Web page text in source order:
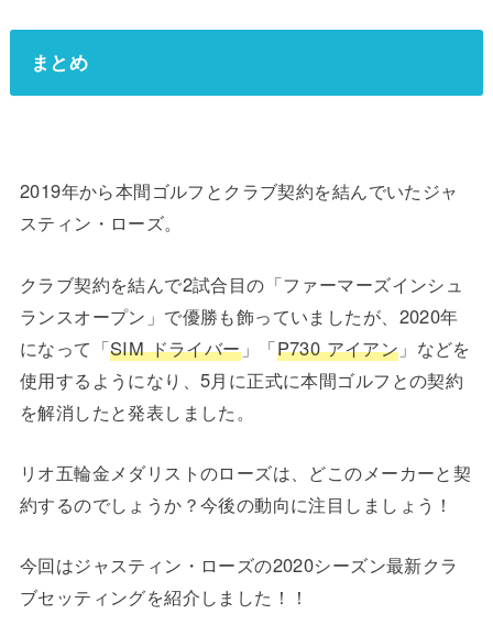
まとめ
2019年から本間ゴルフとクラブ契約を結んでいたジャ
スティン・ローズ。
クラブ契約を結んで2試合目の「ファーマーズインシュ
ランスオープン」で優勝も飾っていましたが、2020年
になって「SIM ドライバー」「P730 アイアン 」などを
使用するようになり、5月に正式に本間ゴルフとの契約
を解消したと発表しました。
リオ五輪金メダリストのローズは、どこのメーカーと契
約するのでしょうか？今後の動向に注目しましょう！
今回はジャスティン・ローズの2020シーズン最新クラ
ブセッティングを紹介しました！！